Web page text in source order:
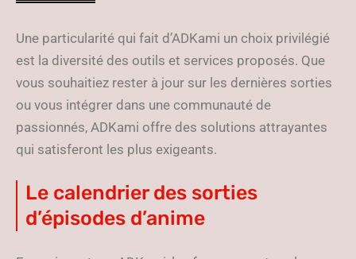
Une particularité qui fait d’ADKami un choix privilégié
est la diversité des outils et services proposés. Que
vous souhaitiez rester à jour sur les dernières sorties
ou vous intégrer dans une communauté de
passionnés, ADKami offre des solutions attrayantes
qui satisferont les plus exigeants.
Le calendrier des sorties
d’épisodes d’anime